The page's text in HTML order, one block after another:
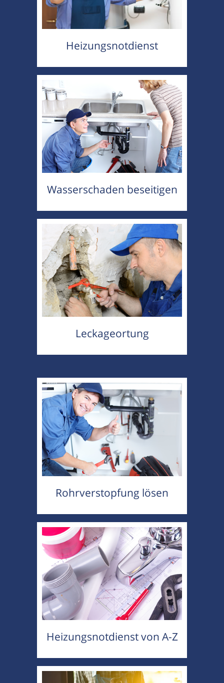
Heizungsnotdienst
Wasserschaden beseitigen
Leckageortung
Rohrverstopfung lösen
Heizungsnotdienst von A-Z